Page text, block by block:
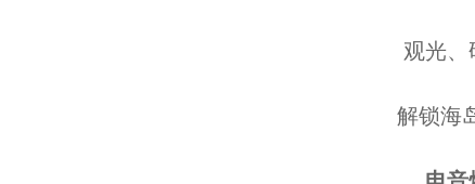
观光、
解锁海岛